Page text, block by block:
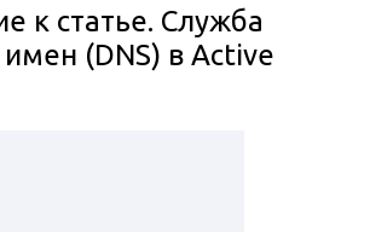
к статье. Служба
(DNS) в Active